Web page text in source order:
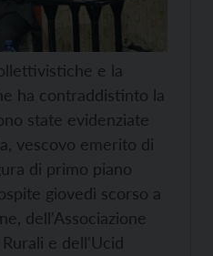
e la
ha contraddistinto la
state evidenziate
vescovo emerito di
di primo piano
giovedì scorso a
dell'Associazione
e dell'Ucid